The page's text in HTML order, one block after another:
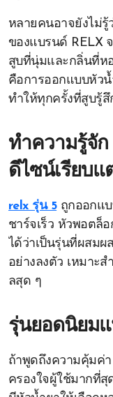
หลายคนอาจยังไม่รู้
ของแบรนด์ RELX
สูบที่นุ่มและกลิ่นที่หอ
คือการออกแบบหัวน้
ทำให้ทุกครั้งที่สูบรู้สึ
ทำความรู้จั
ดีไซน์เรียบแ
relx รุ่น 5ถูกออกแบ
ชาร์จเร็ว หัวพอตล็
ได้ว่าเป็นรุ่นที่ผสมผ
อย่างลงตัว เหมาะ
ลสุด ๆ
รุ่นยอดนิยมแ
ถ้าพูดถึงความคุ้มค่
ครองใจผู้ใช้มากที่